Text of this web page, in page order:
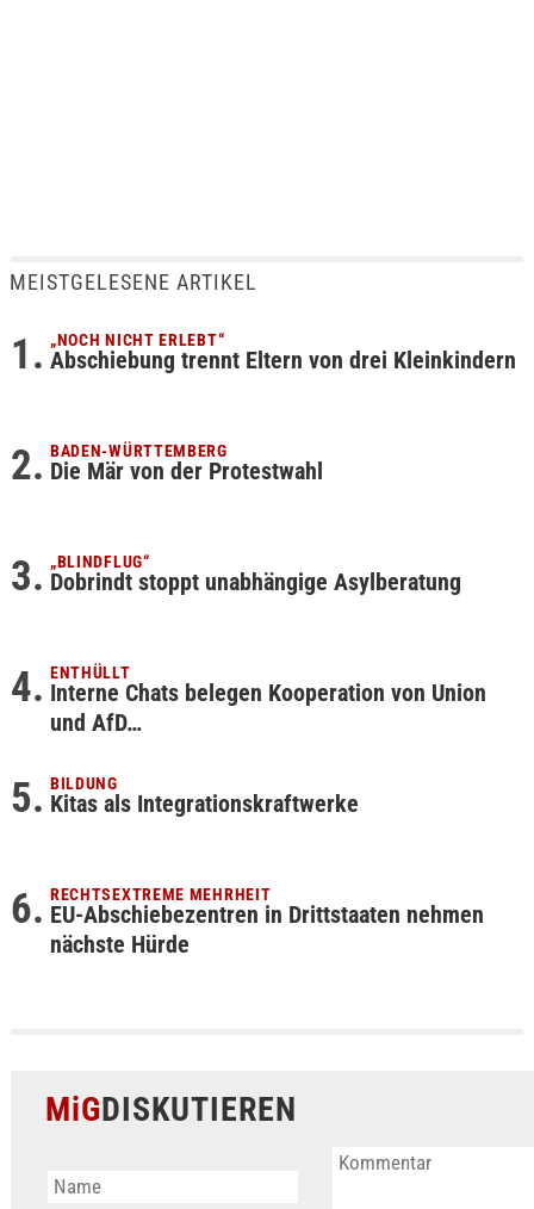
MEISTGELESENE ARTIKEL
„NOCH NICHT ERLEBT“
Abschiebung trennt Eltern von drei Kleinkindern
BADEN-WÜRTTEMBERG
Die Mär von der Protestwahl
„BLINDFLUG“
Dobrindt stoppt unabhängige Asylberatung
ENTHÜLLT
Interne Chats belegen Kooperation von Union
und AfD…
BILDUNG
Kitas als Integrationskraftwerke
RECHTSEXTREME MEHRHEIT
EU-Abschiebezentren in Drittstaaten nehmen
nächste Hürde
MiGDISKUTIEREN